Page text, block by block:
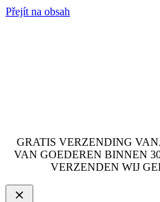
Přejít na obsah
GRATIS VERZENDING
VAN GOEDEREN BINNEN
VERZENDEN WIJ